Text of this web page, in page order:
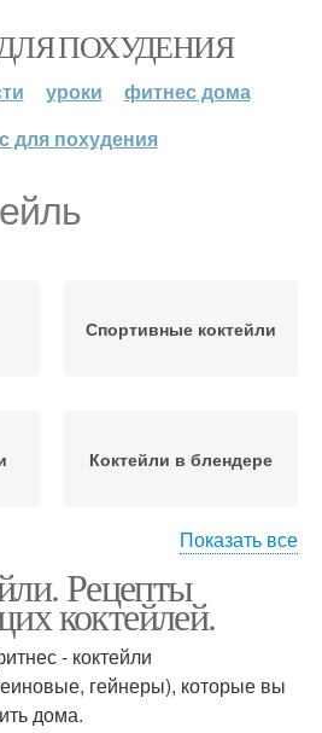
ПОХУДЕНИЯ
уроки
фитнес дома
для похудения
Спортивные коктейли
Коктейли в блендере
Коктейли перед диетой
Показать все
Рецепты
коктейлей.
- коктейли
гейнеры), которые вы
дома.